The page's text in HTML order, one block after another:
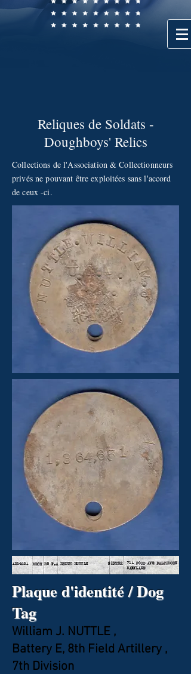
Reliques de Soldats -
Doughboys' Relics
Collections de l'Association & Collectionneurs
privés ne pouvant être exploitées sans l'accord
de ceux -ci.
Plaque d'identité / Dog
Tag
William J. NUTTLE ,
Battery E, 8th Field Artillery ,
7th Division